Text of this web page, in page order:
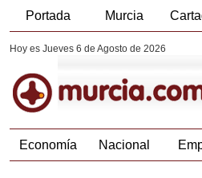
Portada Murcia
Hoy es Jueves 6 de Agosto de 2026
Economía Nacional